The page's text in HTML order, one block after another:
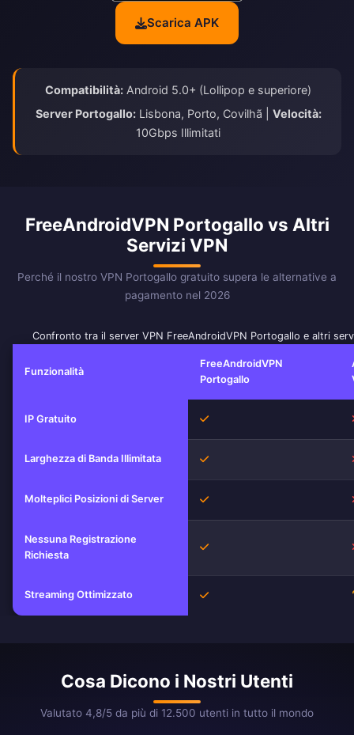
Scarica APK
Compatibilità: Android 5.0+ (Lollipop e superiore)
Server Portogallo:Lisbona, Porto, Covilhã | Velocità:
10Gbps Illimitati
FreeAndroidVPN Portogallo vs Altri
Servizi VPN
Perché il nostro VPN Portogallo gratuito supera le alternative a
pagamento nel 2026
Confronto tra il server VPN FreeAndroidVPN Portogallo e altri
Funzionalità
FreeAndroidVPN
Portogallo
IP Gratuito Sì
Larghezza di Banda Illimitata Sì
Molteplici Posizioni di Server Sì
Nessuna Registrazione
Richiesta
Sì
Streaming Ottimizzato Sì
Cosa Dicono i Nostri Utenti
Valutato 4,8/5 da più di 12.500 utenti in tutto il mondo